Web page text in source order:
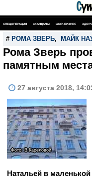
СПЕЦОПЕРАЦИЯ СКАНДАЛЫ ШОУ-БИЗНЕС
# РОМА ЗВЕРЬ, МАЙК
Рома Зверь
памятным
27 августа 2018,
Фото: В.Кареловой
Натальей в